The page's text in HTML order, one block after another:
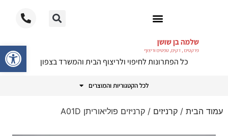
פתח
כל הפתרונות לחיפוי ולריצוף הבית והמשרד בצפון
לכל הקטגוריות והמוצרים
עמוד הבית / קרניזים / קרניזים פוליאוריתן A01D